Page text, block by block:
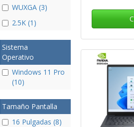
WUXGA (3)
2.5K (1)
Sistema
Operativo
Windows 11 Pro
(10)
Tamaño Pantalla
16 Pulgadas (8)